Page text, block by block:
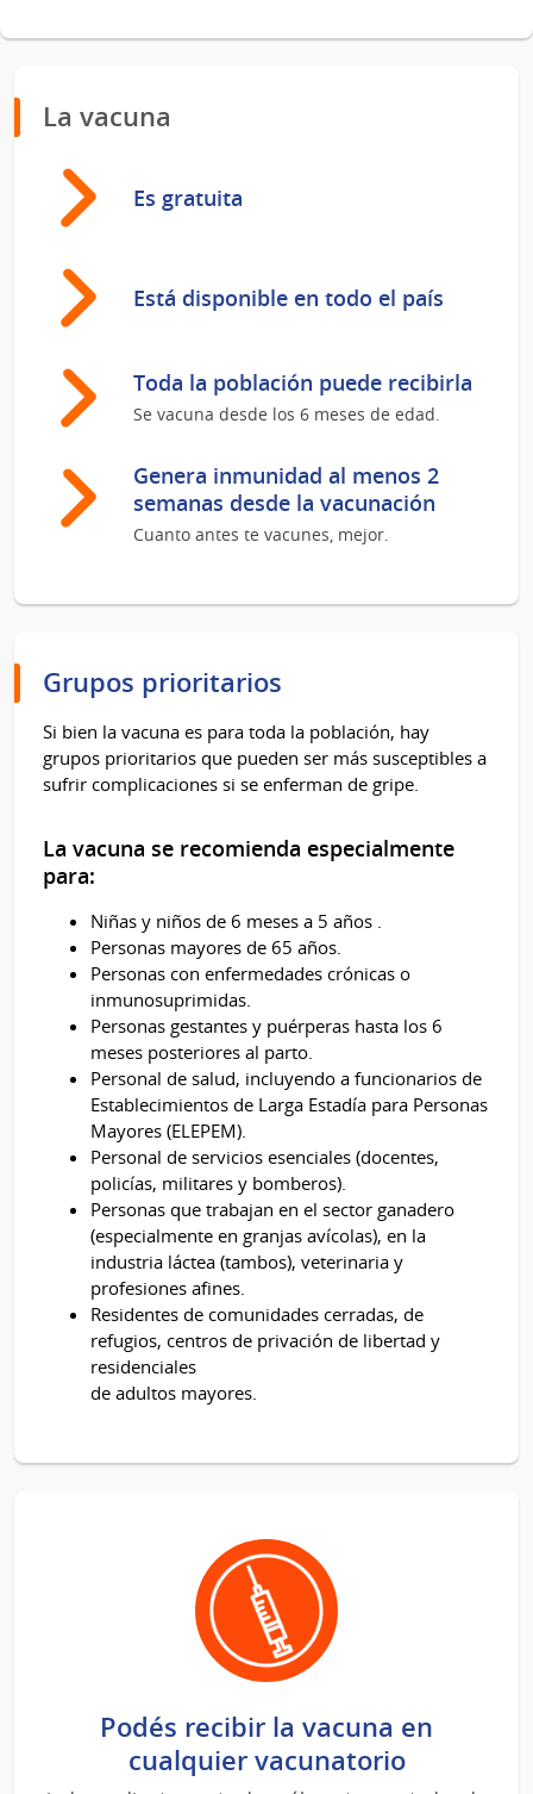
La vacuna
Es gratuita
Está disponible en todo el país
Toda la población puede recibirla
Se vacuna desde los 6 meses de edad.
Genera inmunidad al menos 2
semanas desde la vacunación
Cuanto antes te vacunes, mejor.
Grupos prioritarios
​​​​​Si bien la vacuna es para toda la población, hay
grupos prioritarios que pueden ser más susceptibles a
sufrir complicaciones si se enferman de gripe.
La vacuna se recomienda especialmente
para:
Niñas y niños de 6 meses a 5 años .
Personas mayores de 65 años.
Personas con enfermedades crónicas o
inmunosuprimidas.
Personas gestantes y puérperas hasta los 6
meses posteriores al parto.
Personal de salud, incluyendo a funcionarios de
Establecimientos de Larga Estadía para Personas
Mayores (ELEPEM).
Personal de servicios esenciales (docentes,
policías, militares y bomberos).
Personas que trabajan en el sector ganadero
(especialmente en granjas avícolas), en la
industria láctea (tambos), veterinaria y
profesiones afines.
Residentes de comunidades cerradas, de
refugios, centros de privación de libertad y
residenciales
de adultos mayores.
Podés recibir la vacuna en
cualquier vacunatorio